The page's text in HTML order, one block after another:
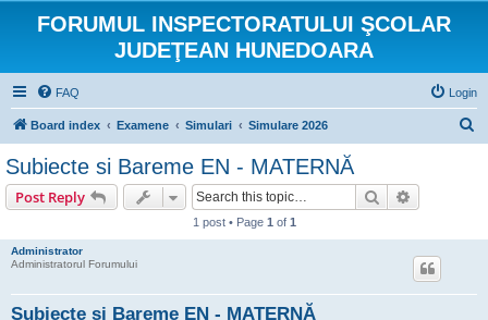
FORUMUL INSPECTORATULUI ŞCOLAR
JUDEŢEAN HUNEDOARA
FAQ Login
Board index Examene Simulari Simulare 2026
Subiecte si Bareme EN - MATERNĂ
Post Reply Search
1 post • Page 1 of 1
Administrator
Administratorul Forumului
Subiecte si Bareme EN - MATERNĂ